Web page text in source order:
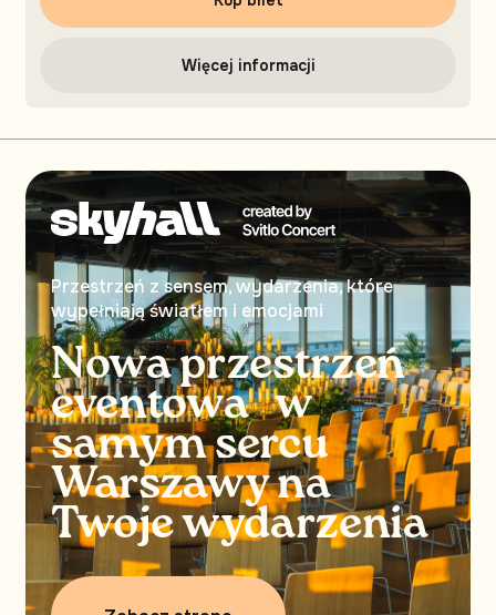
Więcej informacji
Przestrzeń z sensem, wydarzenia, które
wypełniają światłem i emocjami
Nowa przestrzeń
eventowa w
samym sercu
Warszawy na
Twoje wydarzenia